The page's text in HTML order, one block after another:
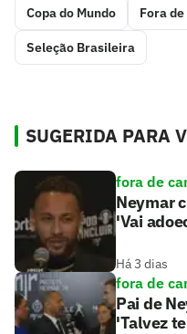
Copa do Mundo Fora
Seleção Brasileira
SUGERIDA PARA
fora de
Neymar
'Vai
Há 3 dias
fora de
Pai de
'Talvez